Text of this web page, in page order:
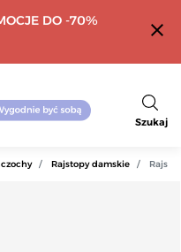
DO -70%
close
Szukaj
Rajstopy damskie